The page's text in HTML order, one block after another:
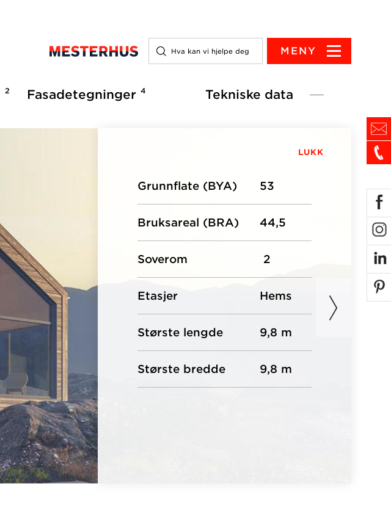
MENY
2 Fasadetegninger 4 Tekniske data
LUKK
Grunnflate (BYA) 53
Bruksareal (BRA) 44,5
Soverom 2
Etasjer Hems
Største lengde 9,8 m
Største bredde 9,8 m